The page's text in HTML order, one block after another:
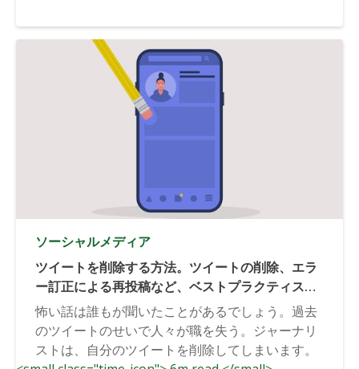
ソーシャルメディア
ツイートを削除する方法。ツイートの削除、エラ
ー訂正による再投稿など、ベストプラクティスを
ご紹介します。
怖い話は誰もが聞いたことがあるでしょう。過去
のツイートのせいで人々が職を失う。ジャーナリ
ストは、自分のツイートを削除してしまいます。